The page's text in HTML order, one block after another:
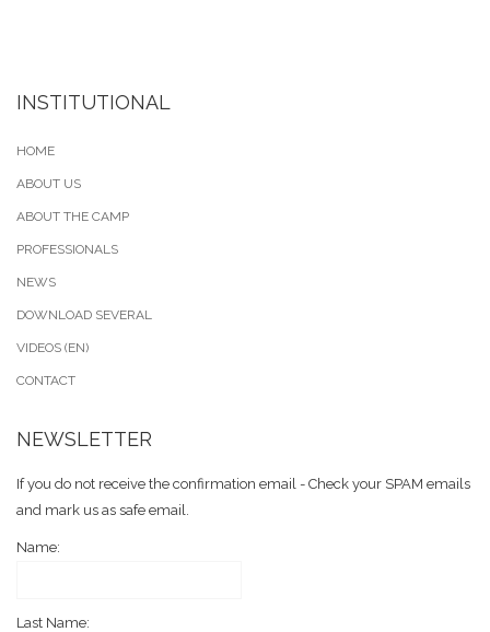
INSTITUTIONAL
HOME
ABOUT US
ABOUT THE CAMP
PROFESSIONALS
NEWS
DOWNLOAD SEVERAL
VIDEOS (EN)
CONTACT
NEWSLETTER
If you do not receive the confirmation email - Check your SPAM emails
and mark us as safe email.
Name:
Last Name: